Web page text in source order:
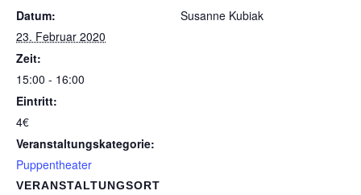
Datum:
23. Februar 2020
Zeit:
15:00 - 16:00
Eintritt:
4€
Veranstaltungskategorie:
Puppentheater
VERANSTALTUNGSORT
Susanne Kubiak